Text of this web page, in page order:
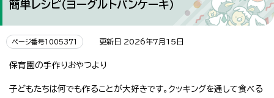
簡単レシピ（ヨーグルトパンケーキ）
ページ番号1005371 更新日 2026年7月15日
保育園の手作りおやつより
子どもたちは何でも作ることが大好きです。クッキングを通して食べる